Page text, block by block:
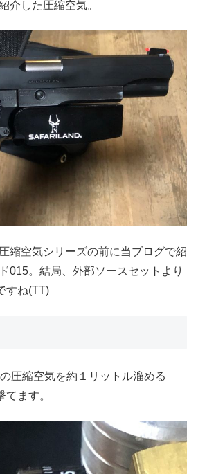
介した圧縮空気。
縮空気シリーズの前に当ブログで紹
015。結局、外部ソースセットより
すね(TT)
圧縮空気を約１リットル溜める
ます。